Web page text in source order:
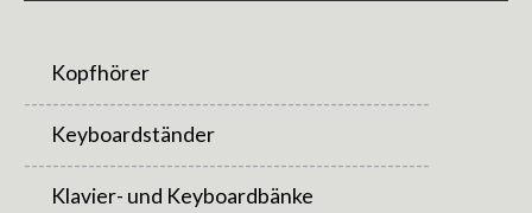
Kopfhörer
---------------------------------------------------------
Keyboardständer
---------------------------------------------------------
Klavier- und Keyboardbänke